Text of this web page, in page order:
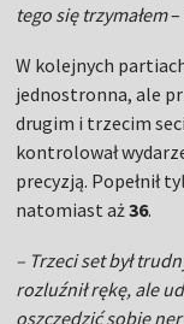
tego się trzymałem
W kolejnych
jednostronna, ale
drugim i trzecim
kontrolował
precyzją. Popełnił
natomiast aż36.
– Trzeci set był
rozluźnił rękę, ale
oszczędzić sobie